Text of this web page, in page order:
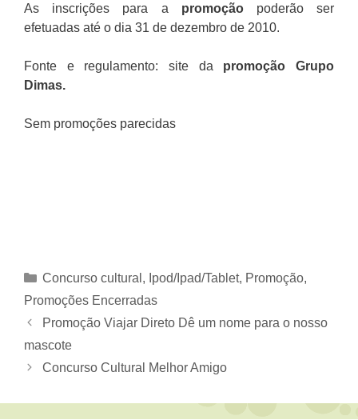
As inscrições para a promoçãopoderão ser
efetuadas até o dia 31 de dezembro de 2010.
Fonte e regulamento: site da promoção Grupo
Dimas.
Sem promoções parecidas
Categorias
Concurso cultural , Ipod/Ipad/Tablet, Promoção,
Promoções Encerradas
Promoção Viajar Direto Dê um nome para o nosso
mascote
Concurso Cultural Melhor Amigo